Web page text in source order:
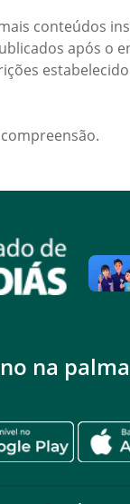
conteúdos
após o
na